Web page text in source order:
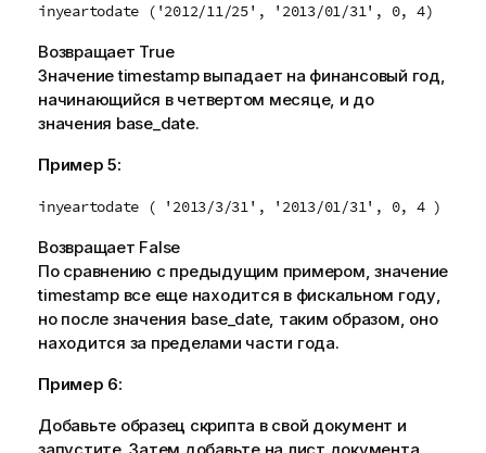
inyeartodate ('2012/11/25', '2013/01/31', 0, 4)
Возвращает True
Значениеtimestampвыпадает на финансовый год,
начинающийся в четвертом месяце, и до
значения base_date.
Пример 5:
inyeartodate ( '2013/3/31', '2013/01/31', 0, 4 )
Возвращает False
По сравнению с предыдущим примером, значение
timestampвсе еще находится в фискальном году,
но после значения base_date, таким образом, оно
находится за пределами части года.
Пример 6:
Добавьте образец скрипта в свой документ и